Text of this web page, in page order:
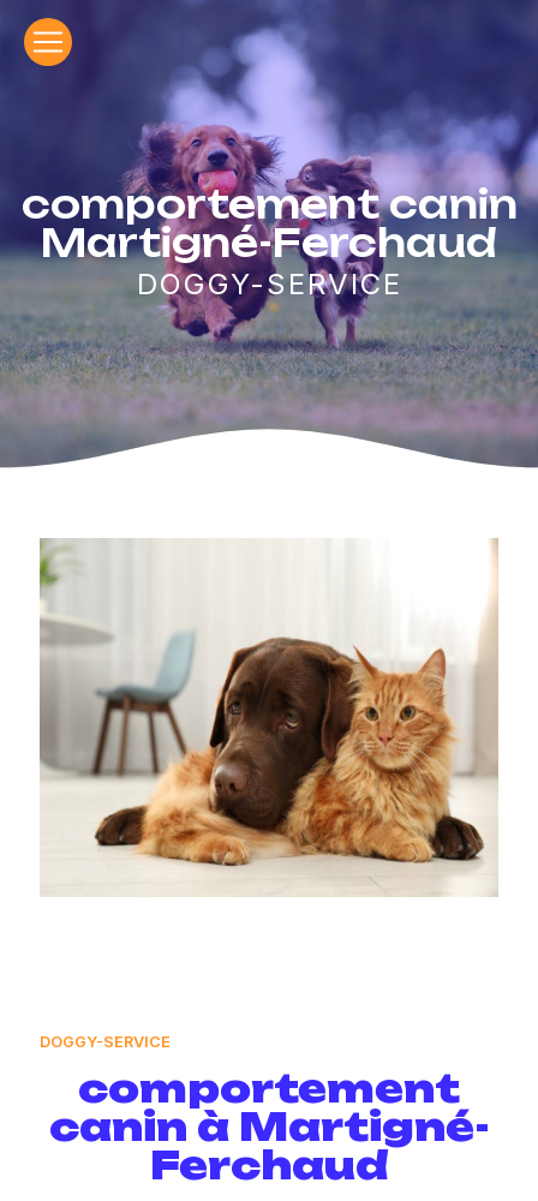
comportement canin
Martigné-Ferchaud
DOGGY-SERVICE
DOGGY-SERVICE
comportement
canin à Martigné-
Ferchaud
Panneau de gestion des cookies